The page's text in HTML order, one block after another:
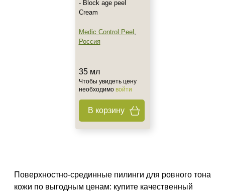
- Block age peel
Cream
Medic Control Peel ,
Россия
35 мл
Чтобы увидеть цену
необходимо войти
В корзину
Поверхностно-срединные пилинги для ровного тона
кожи по выгодным ценам: купите качественный
Не показывать предложение о консультации
+7 (929) 933-09-89